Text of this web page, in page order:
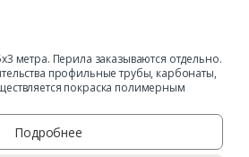
метра. Перила заказываются отдельно.
профильные трубы, карбонаты,
покраска полимерным
Подробнее